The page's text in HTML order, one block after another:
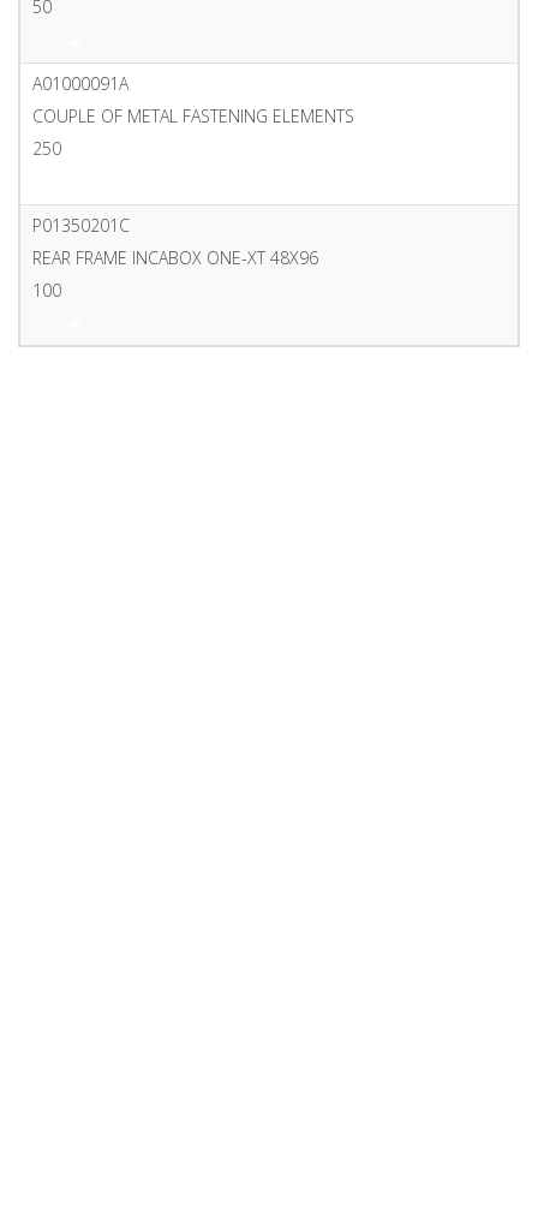
50
A01000091A
COUPLE OF METAL FASTENING ELEMENTS
250
P01350201C
REAR FRAME INCABOX ONE-XT 48X96
100